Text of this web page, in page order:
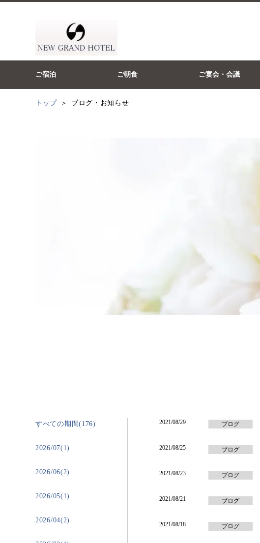
ご宿泊 ご朝食 ご宴会・会議
トップ ブログ・お知らせ
すべての期間(176)
2026/07(1)
2026/06(2)
2026/05(1)
2026/04(2)
2021/08/29 ブログ
2021/08/25 ブログ
2021/08/23 ブログ
2021/08/21 ブログ
2021/08/18 ブログ